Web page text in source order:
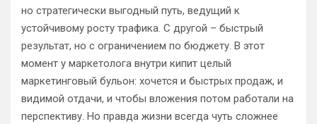
но стратегически выгодный путь, ведущий к
устойчивому росту трафика. С другой – быстрый
результат, но с ограничением по бюджету. В этот
момент у маркетолога внутри кипит целый
маркетинговый бульон: хочется и быстрых продаж, и
видимой отдачи, и чтобы вложения потом работали на
перспективу. Но правда жизни всегда чуть сложнее